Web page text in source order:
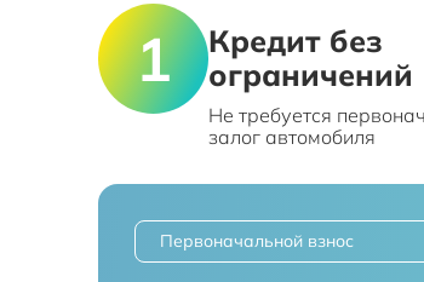
Кредит без
ограничений
Не требуется
залог автомобиля
Первоначальной взнос